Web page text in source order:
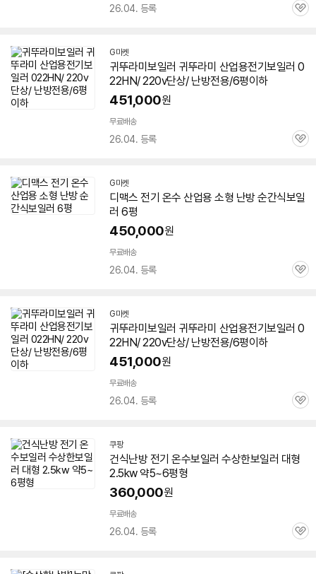
26.04. 등록
관
G마켓
귀뚜라미 보일러 귀뚜라미 산업용전기보일러 0
22HN/ 220v단상/ 난방전용/6평이하
451,000원
무료배송
26.04. 등록
관
G마켓
디맥스 전기 온수 산업용 소형 난방 순간식보일
러 6평
450,000원
무료배송
26.04. 등록
관
G마켓
귀뚜라미 보일러 귀뚜라미 산업용전기보일러 0
22HN/ 220v단상/ 난방전용/6평이하
451,000원
무료배송
26.04. 등록
관
쿠팡
건식난방전기 온수보일러 수상한보일러 대형
2.5kw 약5~6평형
360,000원
무료배송
26.04. 등록
관